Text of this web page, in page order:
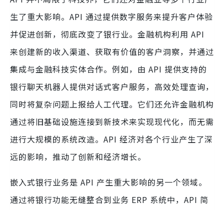
生了重大影响。API 通过提供数字服务来提升客户体验
并促进创新，彻底改变了银行业。金融机构利用 API
来创建新的收入渠道、获取有价值的客户洞察，并通过
集成与金融科技实体合作。例如，由 API 提供支持的
银行聊天机器人提供对话式客户服务，高效处理查询，
同时将复杂问题上报给人工代理。它们还允许金融机构
通过将旧基础设施连接到新技术来实现现代化，而无需
进行大规模的系统改造。API 经济对各个行业产生了深
远的影响，推动了创新和经济增长。
嵌入式银行业务是 API 产生重大影响的另一个领域。
通过将银行功能无缝整合到业务 ERP 系统中，API 简